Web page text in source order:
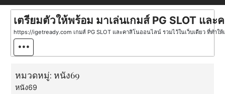
Skip
content
เตรียมตัวให้พร้อม มาเล่นเกมส์ PG SLOT แล
https://igetready.com เกมส์ PG SLOT และคาสิโนออนไลน์ รวมไว้ในเว็บเดียว ที่ทำ
หมวดหมู่: หนัง69
หนัง69